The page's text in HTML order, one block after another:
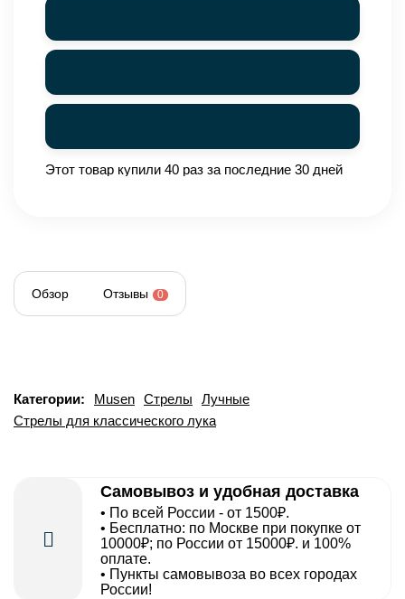
Этот товар купили 40 раз за последние 30 дней
Обзор Отзывы 0
Категории: Musen Стрелы
Лучные
Стрелы для классического лука
Самовывоз и удобная доставка
• По всей России - от 1500₽.
• Бесплатно: по Москве при покупке от
10000₽; по России от 15000₽. и 100%
оплате.
• Пункты самовывоза во всех городах
России!